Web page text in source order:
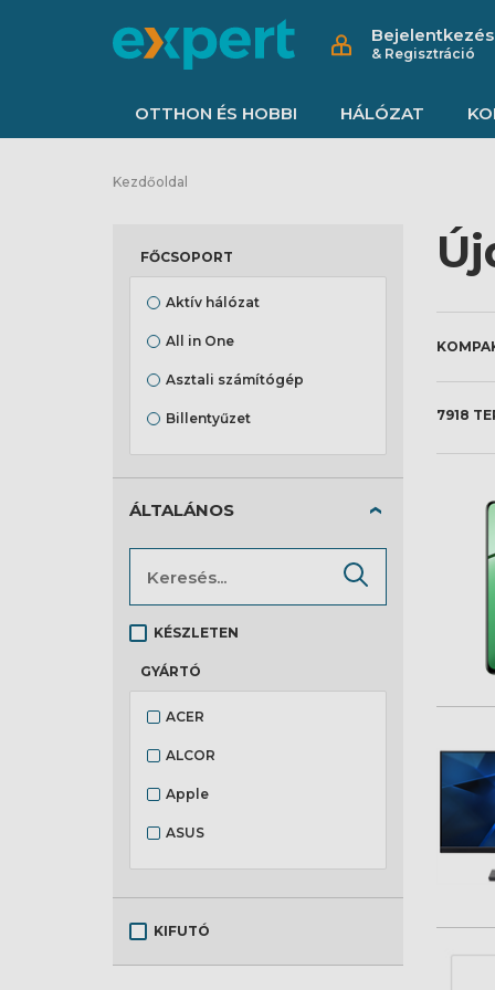
Bejelentkezés
& Regisztráció
OTTHON ÉS HOBBI HÁLÓZAT
Kezdőoldal
7918
FŐCSOPORT
Aktív hálózat
All in One
Asztali számítógép
Billentyűzet
Digitális kijelző
Fejhallgató és mikrofon
Hangszóró
Háztartás
Mobiltelefon
Monitor
Multimédia
Notebook
Okosóra
ÁLTALÁNOS
KÉSZLETEN
GYÁRTÓ
ACER
ALCOR
Apple
ASUS
AUDIO-TECHNICA
KIFUTÓ